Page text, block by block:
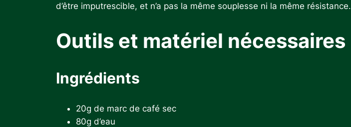
d’être imputrescible, et n’a pas la même souplesse ni la même résistance.
Outils et matériel nécessaires
Ingrédients
20g de marc de café sec
80g d’eau